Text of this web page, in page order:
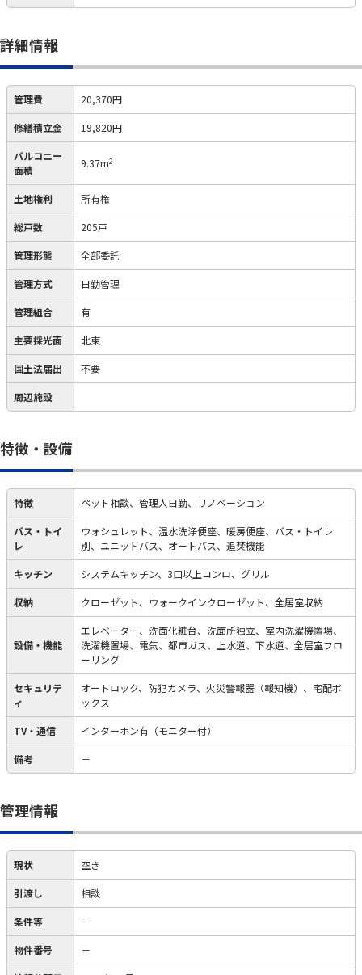
詳細情報
管理費 20,370円
修繕積立金 19,820円
バルコニー
面積
9.37m2
土地権利 所有権
総戸数 205戸
管理形態 全部委託
管理方式 日勤管理
管理組合 有
主要採光面 北東
国土法届出 不要
周辺施設
特徴・設備
特徴 ペット相談、管理人日勤、リノベーション
バス・トイ
レ
ウォシュレット、温水洗浄便座、暖房便座、バス・トイレ
別、ユニットバス、オートバス、追焚機能
キッチン システムキッチン、3口以上コンロ、グリル
収納 クローゼット、ウォークインクローゼット、全居室収納
設備・機能
エレベーター、洗面化粧台、洗面所独立、室内洗濯機置場、
洗濯機置場、電気、都市ガス、上水道、下水道、全居室フロ
ーリング
セキュリテ
ィ
オートロック、防犯カメラ、火災警報器（報知機）、宅配ボ
ックス
TV・通信 インターホン有（モニター付）
備考 －
管理情報
現状 空き
引渡し 相談
条件等 －
物件番号 －